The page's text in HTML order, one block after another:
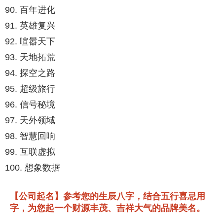
90. 百年进化
91. 英雄复兴
92. 喧嚣天下
93. 天地拓荒
94. 探空之路
95. 超级旅行
96. 信号秘境
97. 天外领域
98. 智慧回响
99. 互联虚拟
100. 想象数据
【公司起名】参考您的生辰八字，结合五行喜忌用
字，为您起一个财源丰茂、吉祥大气的品牌美名。